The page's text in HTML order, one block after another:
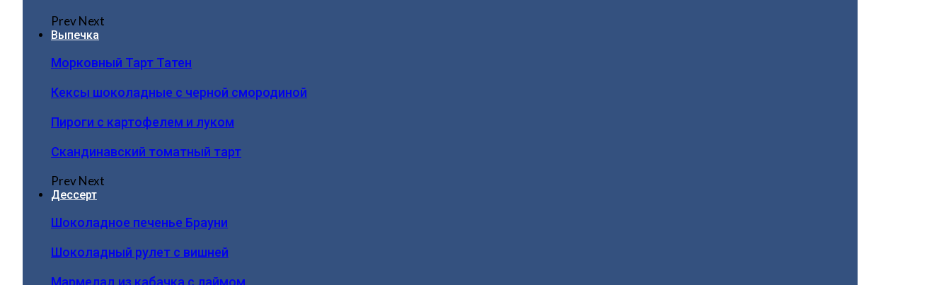
PrevNext
Выпечка
Морковный Тарт Татен
Кексы шоколадные с черной смородиной
Пироги c картофелем и луком
Скандинавский томатный тарт
PrevNext
Дессерт
Шоколадное печенье Брауни
Шоколадный рулет с вишней
Мармелад из кабачка с лаймом